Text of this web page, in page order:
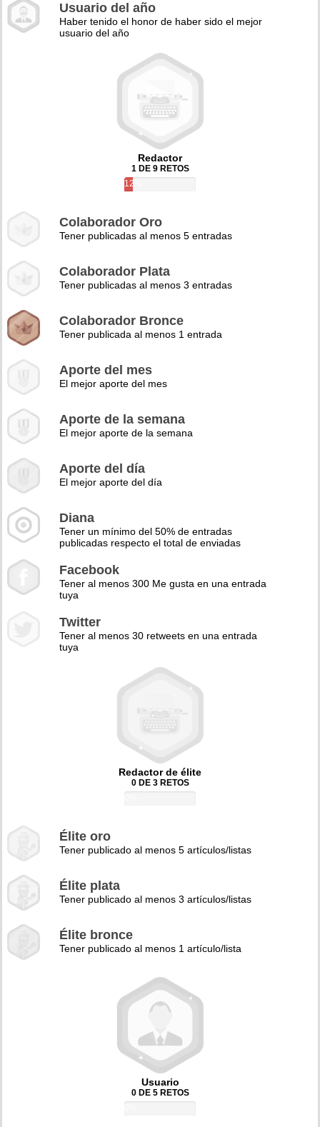
Usuario del año
Haber tenido el honor de haber sido el mejor
usuario del año
Redactor
1 DE 9 RETOS
12%
Colaborador Oro
Tener publicadas al menos 5 entradas
Colaborador Plata
Tener publicadas al menos 3 entradas
Colaborador Bronce
Tener publicada al menos 1 entrada
Aporte del mes
El mejor aporte del mes
Aporte de la semana
El mejor aporte de la semana
Aporte del día
El mejor aporte del día
Diana
Tener un mínimo del 50% de entradas
publicadas respecto el total de enviadas
Facebook
Tener al menos 300 Me gusta en una entrada
tuya
Twitter
Tener al menos 30 retweets en una entrada
tuya
Redactor de élite
0 DE 3 RETOS
Élite oro
Tener publicado al menos 5 artículos/listas
Élite plata
Tener publicado al menos 3 artículos/listas
Élite bronce
Tener publicado al menos 1 artículo/lista
Usuario
0 DE 5 RETOS